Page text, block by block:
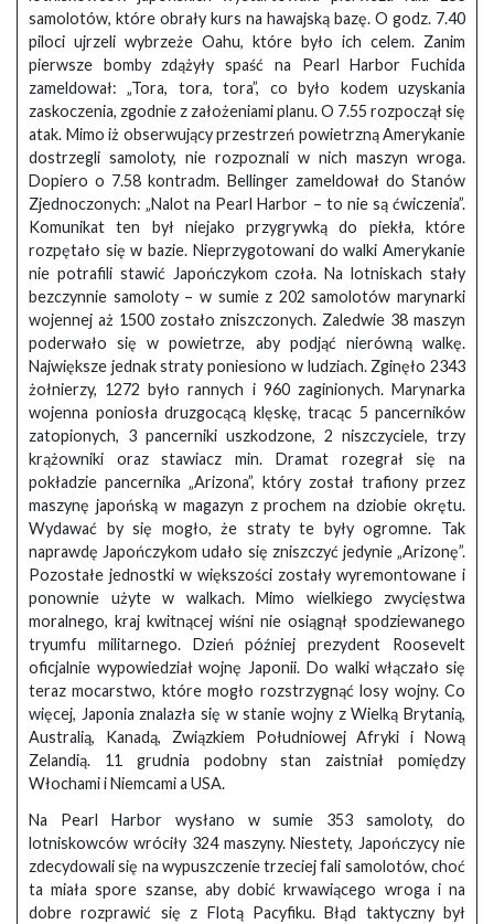
samolotów, które obrały kurs na hawajską bazę. O godz. 7.40
piloci ujrzeli wybrzeże Oahu, które było ich celem. Zanim
pierwsze bomby zdążyły spaść na Pearl Harbor Fuchida
zameldował: „Tora, tora, tora”, co było kodem uzyskania
zaskoczenia, zgodnie z założeniami planu. O 7.55 rozpoczął się
atak. Mimo iż obserwujący przestrzeń powietrzną Amerykanie
dostrzegli samoloty, nie rozpoznali w nich maszyn wroga.
Dopiero o 7.58 kontradm. Bellinger zameldował do Stanów
Zjednoczonych: „Nalot na Pearl Harbor – to nie są ćwiczenia”.
Komunikat ten był niejako przygrywką do piekła, które
rozpętało się w bazie. Nieprzygotowani do walki Amerykanie
nie potrafili stawić Japończykom czoła. Na lotniskach stały
bezczynnie samoloty – w sumie z 202 samolotów marynarki
wojennej aż 1500 zostało zniszczonych. Zaledwie 38 maszyn
poderwało się w powietrze, aby podjąć nierówną walkę.
Największe jednak straty poniesiono w ludziach. Zginęło 2343
żołnierzy, 1272 było rannych i 960 zaginionych. Marynarka
wojenna poniosła druzgocącą klęskę, tracąc 5 pancerników
zatopionych, 3 pancerniki uszkodzone, 2 niszczyciele, trzy
krążowniki oraz stawiacz min. Dramat rozegrał się na
pokładzie pancernika „Arizona”, który został trafiony przez
maszynę japońską w magazyn z prochem na dziobie okrętu.
Wydawać by się mogło, że straty te były ogromne. Tak
naprawdę Japończykom udało się zniszczyć jedynie „Arizonę”.
Pozostałe jednostki w większości zostały wyremontowane i
ponownie użyte w walkach. Mimo wielkiego zwycięstwa
moralnego, kraj kwitnącej wiśni nie osiągnął spodziewanego
tryumfu militarnego. Dzień później prezydent Roosevelt
oficjalnie wypowiedział wojnę Japonii. Do walki włączało się
teraz mocarstwo, które mogło rozstrzygnąć losy wojny. Co
więcej, Japonia znalazła się w stanie wojny z Wielką Brytanią,
Australią, Kanadą, Związkiem Południowej Afryki i Nową
Zelandią. 11 grudnia podobny stan zaistniał pomiędzy
Włochami i Niemcami a USA.
Na Pearl Harbor wysłano w sumie 353 samoloty, do
lotniskowców wróciły 324 maszyny. Niestety, Japończycy nie
zdecydowali się na wypuszczenie trzeciej fali samolotów, choć
ta miała spore szanse, aby dobić krwawiącego wroga i na
dobre rozprawić się z Flotą Pacyfiku. Błąd taktyczny był